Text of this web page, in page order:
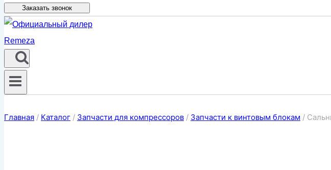
Заказать звонок
Главная / Каталог / Запчасти для компрессоров / Запчасти к винтовым блокам /